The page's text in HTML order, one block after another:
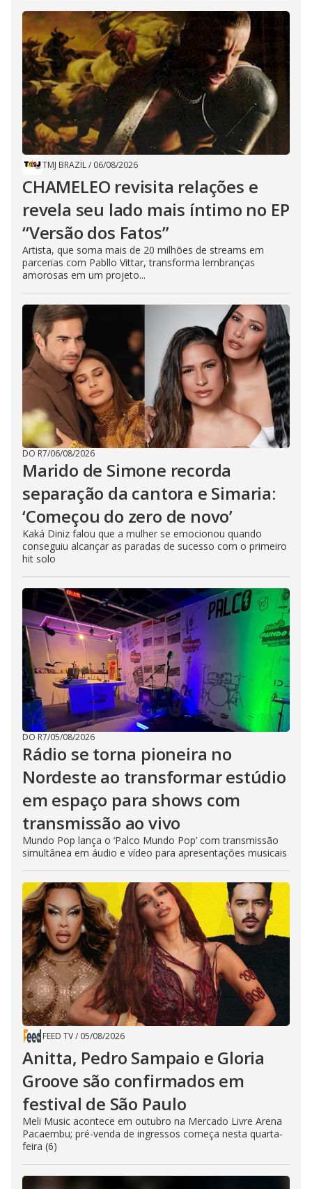
TMJ BRAZIL/ 06/08/2026
CHAMELEO revisita relações e
revela seu lado mais íntimo no EP
“Versão dos Fatos”
Artista, que soma mais de 20 milhões de streams em
parcerias com Pabllo Vittar, transforma lembranças
amorosas em um projeto...
DO R7/06/08/2026
Marido de Simone recorda
separação da cantora e Simaria:
‘Começou do zero de novo’
Kaká Diniz falou que a mulher se emocionou quando
conseguiu alcançar as paradas de sucesso com o primeiro
hit solo
DO R7/05/08/2026
Rádio se torna pioneira no
Nordeste ao transformar estúdio
em espaço para shows com
transmissão ao vivo
Mundo Pop lança o ‘Palco Mundo Pop’ com transmissão
simultânea em áudio e vídeo para apresentações musicais
FEED TV/ 05/08/2026
Anitta, Pedro Sampaio e Gloria
Groove são confirmados em
festival de São Paulo
Meli Music acontece em outubro na Mercado Livre Arena
Pacaembu; pré-venda de ingressos começa nesta quarta-
feira (6)